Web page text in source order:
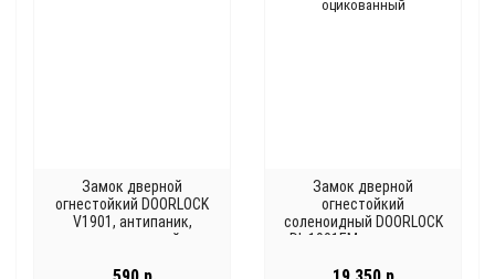
Замок дверной
огнестойкий DOORLOCK
V1901, антипаник,
оцинкованный
Замок дверной
огнестойкий
соленоидный DOORLOCK
DL 1901EM, антипаник,